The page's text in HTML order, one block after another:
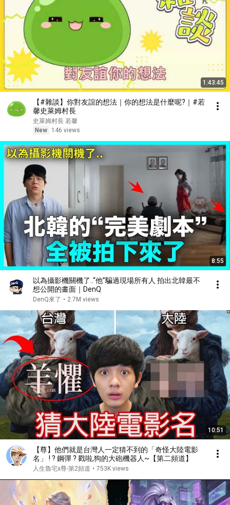
1:43:45
【#雜談】你對友誼的想法｜你的想法是什麼呢?｜#若
馨史萊姆村長
史萊姆村長 若馨
New
146 views
8:55
以為攝影機關機了..“他”騙過現場所有人 拍出北韓最不
想公開的畫面｜DenQ
DenQ來了 • 2.7M views
10:51
【尊】他們就是台灣人一定猜不到的「奇怪大陸電影
名」 ! ? 鋼彈 ? 戳啦,狗的大砲機器人~【第二頻道】
人生魯宅x尊-第2頻道 • 753K views